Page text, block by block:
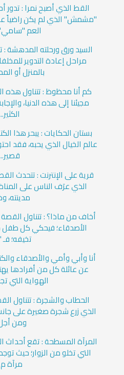
القط الذي أصبح نمرا :
"مشمش" الذي لم يكن راضياً
العم
السيد ورق ورحلته المدهشة
مراحل إعادة التدوير
بالمنزل أو
كم أنا محظوظ : تتناول هذه
مجيئنا إلى هذه الدنيا،
بستان الحكايات : يبحر هذا
قرية على الإنترنت : تتحدث
الذي عرَف الناس على
مدينته،
أخاف من ماذا؟ : تتناول
الأصدقاء؛ فيحكي كل طفل
تخيفه؛
أنا وأبي وأمي والأصدقاء
عن عائلة كل من أفرادها
الهواية التي
الحطاب والشجرة : تتناول
الذي زرع شجرة صغيرة على
ومن
المرآة المسطحة : تقع
التي تخلو من الزوار؛ حيث
مرآة